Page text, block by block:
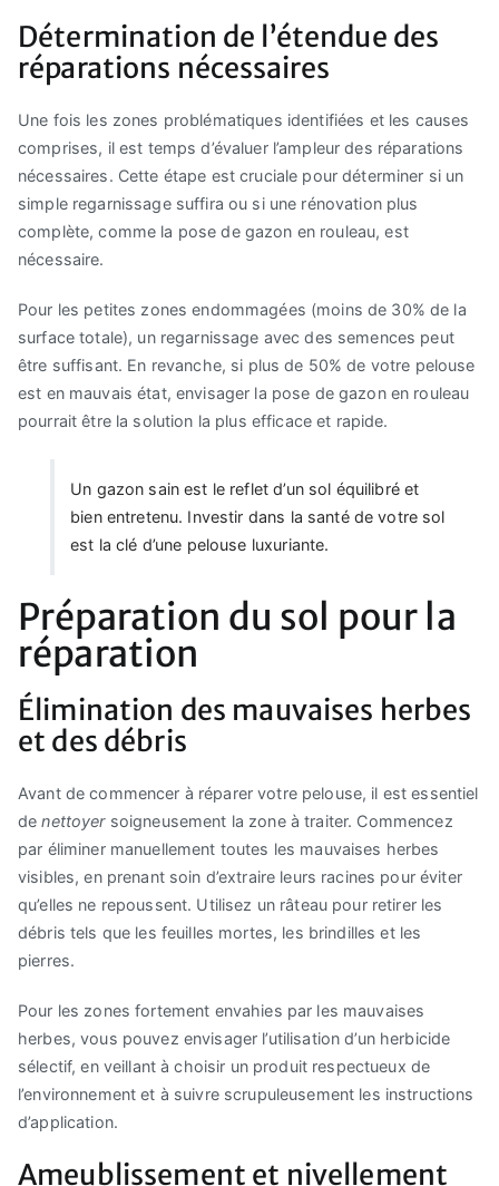
Détermination de l’étendue des
réparations nécessaires
Une fois les zones problématiques identifiées et les causes
comprises, il est temps d’évaluer l’ampleur des réparations
nécessaires. Cette étape est cruciale pour déterminer si un
simple regarnissage suffira ou si une rénovation plus
complète, comme la pose de gazon en rouleau, est
nécessaire.
Pour les petites zones endommagées (moins de 30% de la
surface totale), un regarnissage avec des semences peut
être suffisant. En revanche, si plus de 50% de votre pelouse
est en mauvais état, envisager la pose de gazon en rouleau
pourrait être la solution la plus efficace et rapide.
Un gazon sain est le reflet d’un sol équilibré et
bien entretenu. Investir dans la santé de votre sol
est la clé d’une pelouse luxuriante.
Préparation du sol pour la
réparation
Élimination des mauvaises herbes
et des débris
Avant de commencer à réparer votre pelouse, il est essentiel
denettoyersoigneusement la zone à traiter. Commencez
par éliminer manuellement toutes les mauvaises herbes
visibles, en prenant soin d’extraire leurs racines pour éviter
qu’elles ne repoussent. Utilisez un râteau pour retirer les
débris tels que les feuilles mortes, les brindilles et les
pierres.
Pour les zones fortement envahies par les mauvaises
herbes, vous pouvez envisager l’utilisation d’un herbicide
sélectif, en veillant à choisir un produit respectueux de
l’environnement et à suivre scrupuleusement les instructions
d’application.
Ameublissement et nivellement